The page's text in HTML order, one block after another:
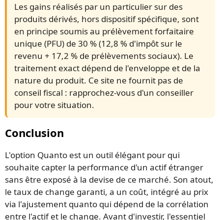
Les gains réalisés par un particulier sur des
produits dérivés, hors dispositif spécifique, sont
en principe soumis au prélèvement forfaitaire
unique (PFU) de 30 % (12,8 % d'impôt sur le
revenu + 17,2 % de prélèvements sociaux). Le
traitement exact dépend de l'enveloppe et de la
nature du produit. Ce site ne fournit pas de
conseil fiscal : rapprochez-vous d'un conseiller
pour votre situation.
Conclusion
L'option Quanto est un outil élégant pour qui
souhaite capter la performance d'un actif étranger
sans être exposé à la devise de ce marché. Son atout,
le taux de change garanti, a un coût, intégré au prix
via l'ajustement quanto qui dépend de la corrélation
entre l'actif et le change. Avant d'investir, l'essentiel